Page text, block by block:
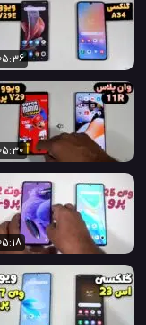
#مقایسه دوربین گوشی
موبایل ویوو Y73
6.8 هزار بازدید
5 سال پیش